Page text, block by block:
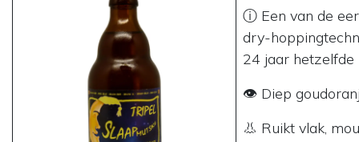
ⓘ Een van de
dry-
24 jaar hetzelfde
👁 Diep
👃 Ruikt vlak,